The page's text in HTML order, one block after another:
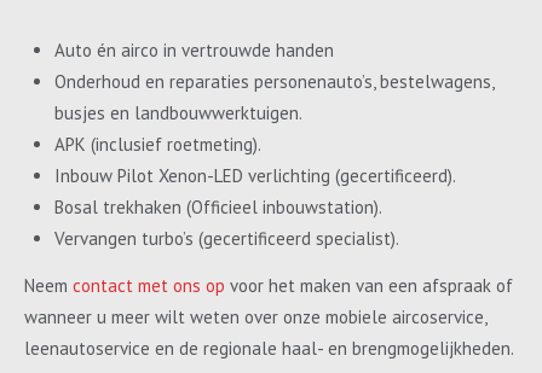
Auto én airco in vertrouwde handen
Onderhoud en reparaties personenauto’s, bestelwagens,
busjes en landbouwwerktuigen.
APK (inclusief roetmeting).
Inbouw Pilot Xenon-LED verlichting (gecertificeerd).
Bosal trekhaken (Officieel inbouwstation).
Vervangen turbo’s (gecertificeerd specialist).
Neem contact met ons op voor het maken van een afspraak of
wanneer u meer wilt weten over onze mobiele aircoservice,
leenautoservice en de regionale haal- en brengmogelijkheden.